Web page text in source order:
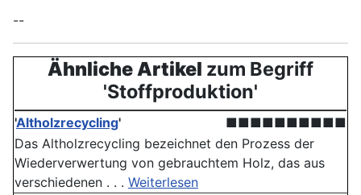
--
Ähnliche Artikel zum Begriff
'Stoffproduktion'
'Altholzrecycling'
■■■■■■■■■■
Das Altholzrecycling bezeichnet den Prozess der
Wiederverwertung von gebrauchtem Holz, das aus
verschiedenen . . . Weiterlesen